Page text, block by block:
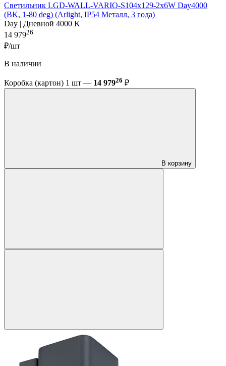
Светильник LGD-WALL-VARIO-S104x129-2x6W Day4000
(BK, 1-80 deg) (Arlight, IP54 Металл, 3 года)
Day | Дневной 4000 K
14 97926
₽/шт
В наличии
Коробка (картон) 1 шт — 14 97926 ₽
В корзину